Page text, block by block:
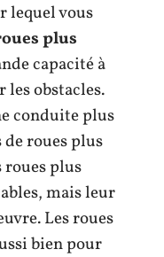
lequel vous
plus
capacité à
les obstacles.
conduite plus
de roues plus
roues plus
mais leur
Les roues
bien pour